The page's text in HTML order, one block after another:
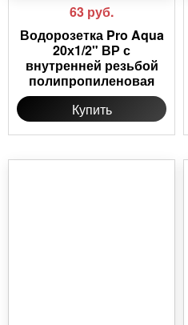
63 руб.
Водорозетка Pro Aqua
20х1/2" ВР с
внутренней резьбой
полипропиленовая
Купить